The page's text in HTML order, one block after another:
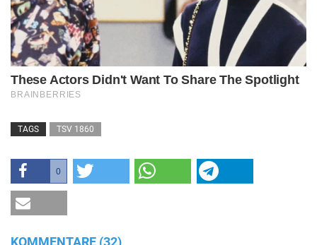
TAGS TSV 1860
0
KOMMENTARE (32)